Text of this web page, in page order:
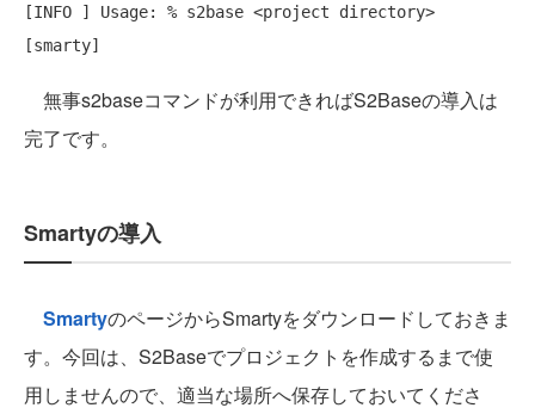
[INFO ] Usage: % s2base <project directory>
無事s2baseコマンドが利用できればS2Baseの導入は
完了です。
Smartyの導入
SmartyのページからSmartyをダウンロードしておきま
す。今回は、S2Baseでプロジェクトを作成するまで使
用しませんので、適当な場所へ保存しておいてくださ